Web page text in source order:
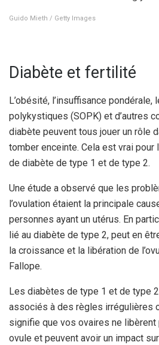
Guido Mieth / Getty Images
Diabète et fertilité
L’obésité, l’insuffisance
polykystiques (SOPK) et d’autres
diabète peuvent tous jouer un rôle
tomber enceinte. Cela est vrai
de diabète de type 1 et de type 2.
Une étude a observé que les
l’ovulation étaient la principale
personnes ayant un utérus. En
lié au diabète de type 2, peut en
la croissance et la libération de
Fallope.
Les diabètes de type 1 et de type
associés à des règles irrégulières
signifie que vos ovaires ne libèrent
ovule et peuvent avoir un impact